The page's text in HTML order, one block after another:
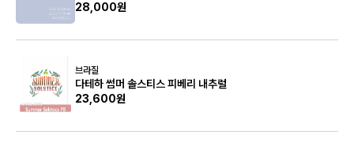
28,000원
브라질
다테하 썸머 솔스티스 피베리 내추럴
23,600원